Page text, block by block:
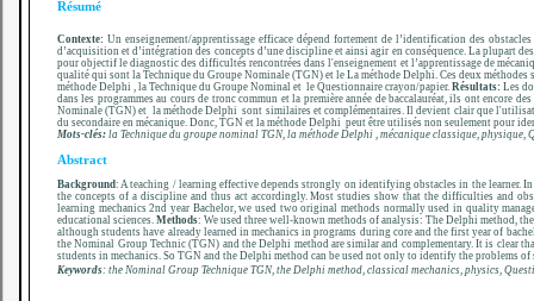
Résumé
Contexte: Un enseignement/apprentissage efficace dépend fortement de l’identification des
d’acquisition et d’intégration des concepts d’une discipline et ainsi agir en conséquence. La plupart
pour objectif le diagnostic des difficultés rencontrées dans l'enseignement et l’apprentissage de
qualité qui sont la Technique du Groupe Nominale (TGN) et le La méthode Delphi. Ces deux
méthode Delphi , la Technique du Groupe Nominal et le Questionnaire crayon/papier. Résultats: Les
dans les programmes au cours de tronc commun et la première année de baccalauréat, ils ont encore
Nominale (TGN) et la méthode Delphi sont similaires et complémentaires. Il devient clair que
du secondaire en mécanique. Donc, TGN et la méthode Delphi peut être utilisés non seulement pour
Mots-clés: la Technique du groupe nominal TGN, la méthode Delphi , mécanique classique, physique,
Abstract
Background: A teaching / learning effective depends strongly on identifying obstacles in the learner.
the concepts of a discipline and thus act accordingly. Most studies show that the difficulties and
learning mechanics 2nd year Bachelor, we used two original methods normally used in quality
educational sciences. Methods: We used three well-known methods of analysis: The Delphi method,
although students have already learned in mechanics in programs during core and the first year of
the Nominal Group Technic (TGN) and the Delphi method are similar and complementary. It is clear
students in mechanics. So TGN and the Delphi method can be used not only to identify the problems
Keywords: the Nominal Group Technique TGN, the Delphi method, classical mechanics, physics,